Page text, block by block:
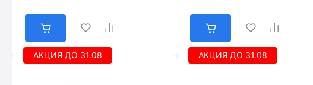
АКЦИЯ ДО 31.08 АКЦИЯ ДО 31.08